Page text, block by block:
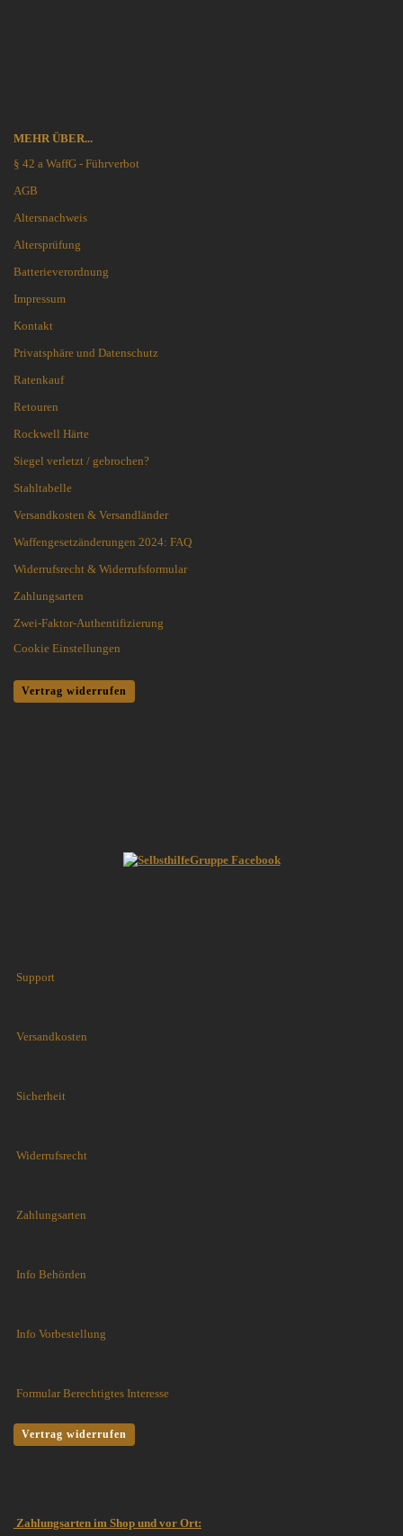
MEHR ÜBER...
§ 42 a WaffG - Führverbot
AGB
Altersnachweis
Altersprüfung
Batterieverordnung
Impressum
Kontakt
Privatsphäre und Datenschutz
Ratenkauf
Retouren
Rockwell Härte
Siegel verletzt / gebrochen?
Stahltabelle
Versandkosten & Versandländer
Waffengesetzänderungen 2024: FAQ
Widerrufsrecht & Widerrufsformular
Zahlungsarten
Zwei-Faktor-Authentifizierung
Cookie Einstellungen
Vertrag widerrufen
Support
Versandkosten
Sicherheit
Widerrufsrecht
Zahlungsarten
Info Behörden
Info Vorbestellung
Formular Berechtigtes Interesse
Vertrag widerrufen
Zahlungsarten im Shop und vor Ort: